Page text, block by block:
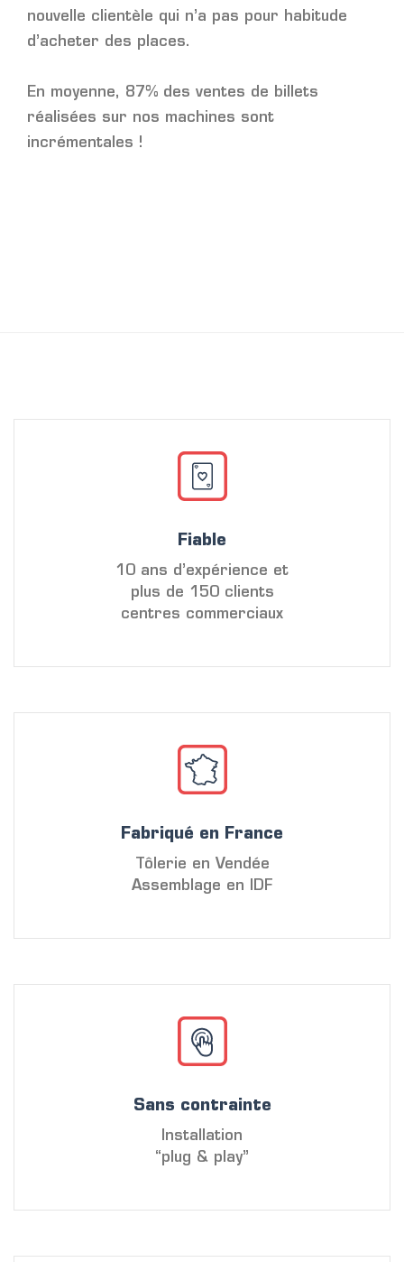
nouvelle clientèle qui n’a pas pour habitude
d’acheter des places.
En moyenne, 87% des ventes de billets
réalisées sur nos machines sont
incrémentales !
Fiable
10 ans d’expérience et
plus de 150 clients
centres commerciaux
Fabriqué en France
Tôlerie en Vendée
Assemblage en IDF
Sans contrainte
Installation
“plug & play”